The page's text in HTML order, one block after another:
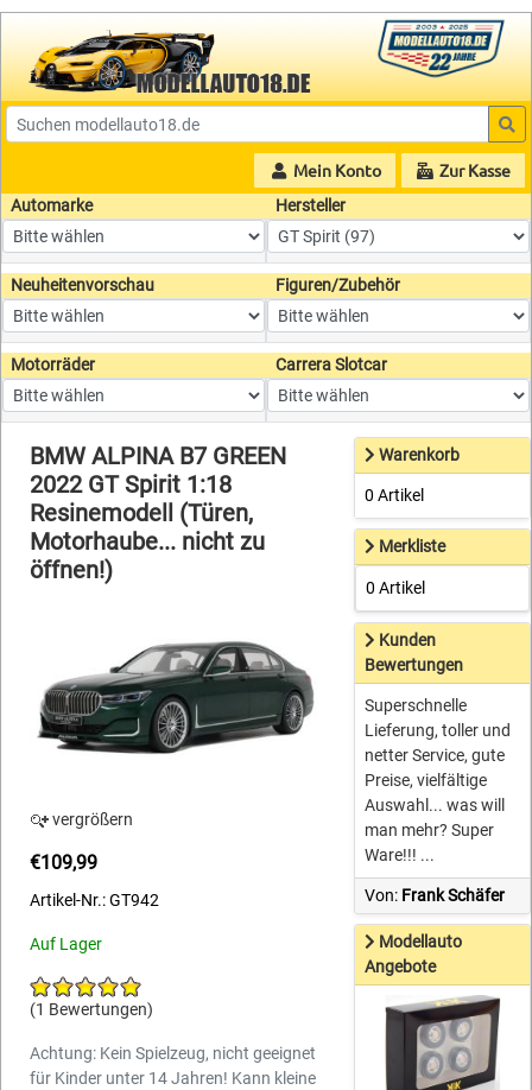
Mein Konto Zur Kasse
Automarke Hersteller
Neuheitenvorschau Figuren/Zubehör
Motorräder Carrera Slotcar
BMW ALPINA B7 GREEN
2022 GT Spirit 1:18
Resinemodell (Türen,
Motorhaube... nicht zu
öffnen!)
vergrößern
€109,99
Artikel-Nr.: GT942
Auf Lager
(1 Bewertungen)
Achtung: Kein Spielzeug, nicht geeignet
für Kinder unter 14 Jahren! Kann kleine
Warenkorb
0 Artikel
Merkliste
0 Artikel
Kunden
Bewertungen
Superschnelle
Lieferung, toller und
netter Service, gute
Preise, vielfältige
Auswahl... was will
man mehr? Super
Ware!!! ...
Von: Frank Schäfer
Modellauto
Angebote